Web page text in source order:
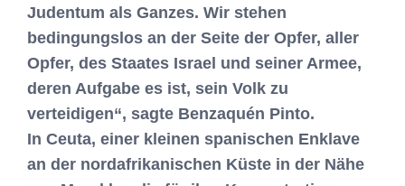
Judentum als Ganzes. Wir stehen
bedingungslos an der Seite der Opfer, aller
Opfer, des Staates Israel und seiner Armee,
deren Aufgabe es ist, sein Volk zu
verteidigen“, sagte Benzaquén Pinto.
In Ceuta, einer kleinen spanischen Enklave
an der nordafrikanischen Küste in der Nähe